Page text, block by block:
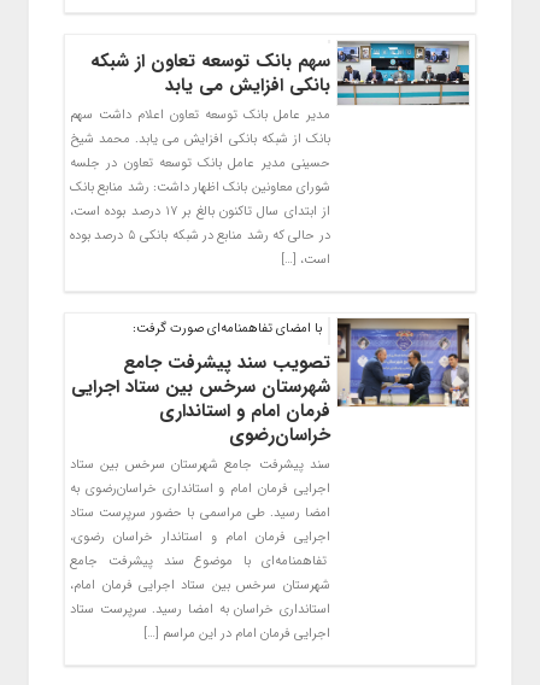
سهم بانک توسعه تعاون از شبکه
بانکی افزایش می یابد
مدیر عامل بانک توسعه تعاون اعلام داشت سهم
بانک از شبکه بانکی افزایش می یابد. محمد شیخ
حسینی مدیر عامل بانک توسعه تعاون در جلسه
شورای معاونین بانک اظهار داشت: رشد منابع بانک
از ابتدای سال تاکنون بالغ بر ۱۷ درصد بوده است،
در حالی که رشد منابع در شبکه بانکی ۵ درصد بوده
است، […]
با امضای تفاهمنامه‌ای صورت گرفت:
تصویب سند پیشرفت جامع
شهرستان سرخس بین ستاد اجرایی
فرمان امام و استانداری
خراسان‌رضوی
سند پیشرفت جامع شهرستان سرخس بین ستاد
اجرایی فرمان امام و استانداری خراسان‌رضوی به
امضا رسید. طی مراسمی با حضور سرپرست ستاد
اجرایی فرمان امام و استاندار خراسان رضوی،
تفاهمنامه‌ای با موضوع سند پیشرفت جامع
شهرستان سرخس بین ستاد اجرایی فرمان امام،
استانداری خراسان به امضا رسید. سرپرست ستاد
اجرایی فرمان امام در این مراسم […]